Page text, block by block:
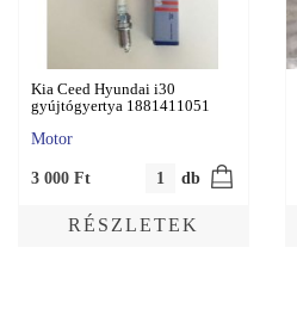
Kia Ceed Hyundai i30
gyújtógyertya 1881411051
Motor
3 000 Ft db
RÉSZLETEK